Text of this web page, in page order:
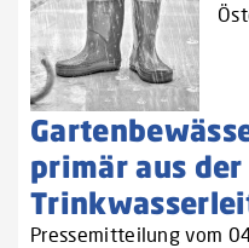
primär aus der
Pressemitteilung vom